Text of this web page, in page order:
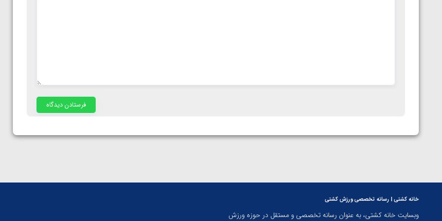
خانه کشتی | رسانه تخصصی ورزش کشتی
وبسایت خانه کشتی، به عنوان رسانه تخصصی و مستقل در حوزه ورزش